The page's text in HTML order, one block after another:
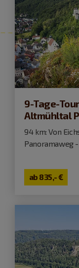
9-Tage-
Altmühltal
94 km: Von
Panoramaweg
ab 835,- €